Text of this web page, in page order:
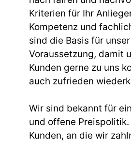
Kriterien für Ihr
Kompetenz und
sind die Basis für
Voraussetzung, damit
Kunden gerne zu uns
auch zufrieden
Wir sind bekannt für
und offene Preispolitik.
Kunden, an die wir